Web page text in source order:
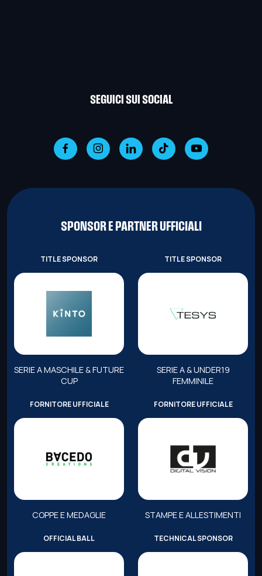
SEGUICI SUI SOCIAL
SPONSOR E PARTNER UFFICIALI
TITLE SPONSOR
SERIE A MASCHILE & FUTURE
CUP
TITLE SPONSOR
SERIE A & UNDER19
FEMMINILE
FORNITORE UFFICIALE
COPPE E MEDAGLIE
FORNITORE UFFICIALE
STAMPE E ALLESTIMENTI
OFFICIAL BALL TECHNICAL SPONSOR